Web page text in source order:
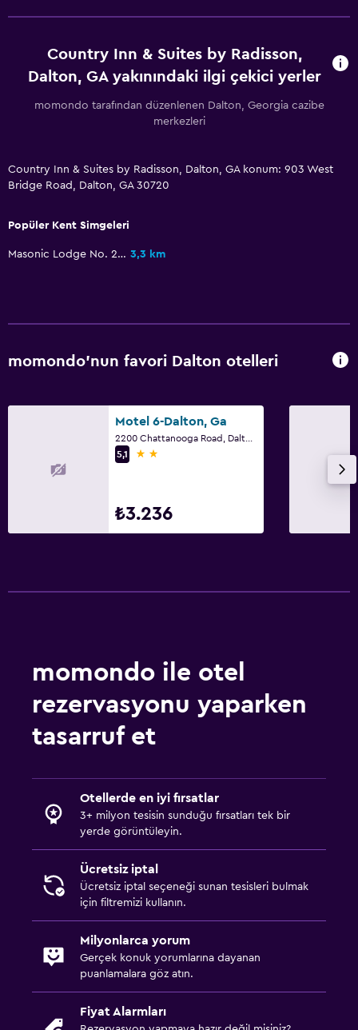
Ücretsiz otopark
Yatak Odası
Çalışma alanı
Spor
Country Inn & Suites by Radisson,
Dalton, GA yakınındaki ilgi çekici yerler
momondo tarafından düzenlenen Dalton, Georgia cazibe
merkezleri
Country Inn & Suites by Radisson, Dalton, GA konum: 903 West
Bridge Road, Dalton, GA 30720
Popüler Kent Simgeleri
Masonic Lodge No. 238 3,3 km
momondo'nun favori Dalton otelleri
Motel 6-Dalton, Ga
5,1
2 yıldız
₺3.236
momondo ile otel
rezervasyonu yaparken
tasarruf et
Otellerde en iyi fırsatlar
3+ milyon tesisin sunduğu fırsatları tek bir
yerde görüntüleyin.
Ücretsiz iptal
Ücretsiz iptal seçeneği sunan tesisleri bulmak
için filtremizi kullanın.
Milyonlarca yorum
Gerçek konuk yorumlarına dayanan
puanlamalara göz atın.
Fiyat Alarmları